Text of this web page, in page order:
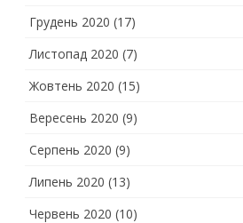
Грудень 2020 (17)
Листопад 2020 (7)
Жовтень 2020 (15)
Вересень 2020 (9)
Серпень 2020 (9)
Липень 2020 (13)
Червень 2020 (10)